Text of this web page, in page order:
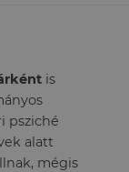
is
psziché
alatt
mégis